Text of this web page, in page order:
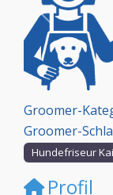
Vorheriges
Groomer-
Groomer-
Hundefriseur
Profil